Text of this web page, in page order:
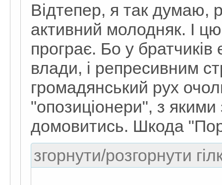
Відтепер, я так думаю,
активний молодняк. І
програє. Бо у братчиків
влади, і репресивним
громадянський рух
"опозиціонери", з
домовитись. Шкода
згорнути/розгорнути